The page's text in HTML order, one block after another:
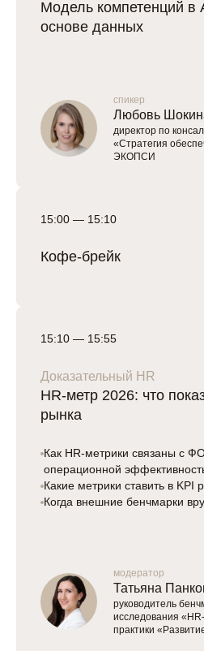
Модель компетенций в
основе данных
спикер
Любовь
директор по
«Стратегия
ЭКОПСИ
15:00 — 15:10
Кофе-брейк
15:10 — 15:55
Доказательный HR
HR-метр 2026: что
рынка
Как HR-метрики связаны с
операционной
Какие метрики ставить в KPI
Когда внешние бенчмарки
модератор
Татьяна
руководитель
исследования
практики